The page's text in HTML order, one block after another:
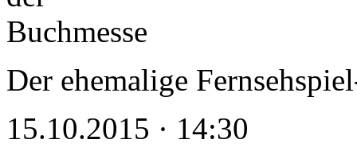
Der ehemalige
15.10.2015 · 14:30